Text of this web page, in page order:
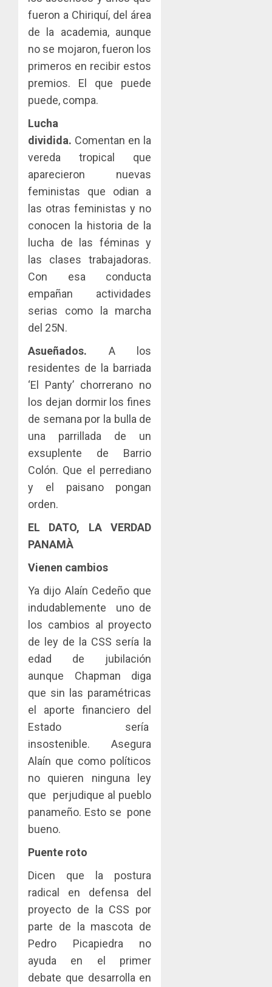
fueron a Chiriquí, del área
de la academia, aunque
no se mojaron, fueron los
primeros en recibir estos
premios. El que puede
puede, compa.
Lucha
dividida. Comentan en la
vereda tropical que
aparecieron nuevas
feministas que odian a
las otras feministas y no
conocen la historia de la
lucha de las féminas y
las clases trabajadoras.
Con esa conducta
empañan actividades
serias como la marcha
del 25N.
Asueñados. A los
residentes de la barriada
‘El Panty’ chorrerano no
los dejan dormir los fines
de semana por la bulla de
una parrillada de un
exsuplente de Barrio
Colón. Que el perrediano
y el paisano pongan
orden.
EL DATO, LA VERDAD
PANAMÀ
Vienen cambios
Ya dijo Alaín Cedeño que
indudablemente uno de
los cambios al proyecto
de ley de la CSS sería la
edad de jubilación
aunque Chapman diga
que sin las paramétricas
el aporte financiero del
Estado sería
insostenible. Asegura
Alaín que como políticos
no quieren ninguna ley
que perjudique al pueblo
panameño. Esto se pone
bueno.
Puente roto
Dicen que la postura
radical en defensa del
proyecto de la CSS por
parte de la mascota de
Pedro Picapiedra no
ayuda en el primer
debate que desarrolla en